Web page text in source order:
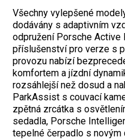
Všechny vylepšené
dodávány s adaptivním
odpružení Porsche Active
příslušenství pro verze s
provozu nabízí
komfortem a jízdní
rozsáhlejší než dosud a
ParkAssist s couvací
zpětná ­zrcátka s
sedadla, Porsche
tepelné čerpadlo s